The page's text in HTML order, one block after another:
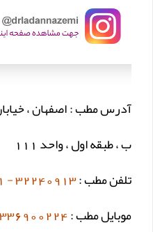
آدرس مطب : اصفهان ،
ب ، طبقه اول ، واحد 111
تلفن مطب :32240913 - 031
موبایل مطب :